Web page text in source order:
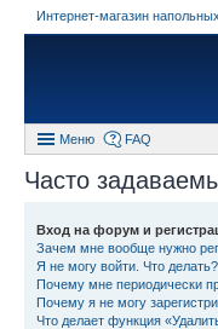
Интернет-магазин
Меню FAQ
Часто
Вход на форум и
Зачем мне вообще нужно
Я не могу войти. Что делать?
Почему мне периодически
Почему я не могу
Что делает функция